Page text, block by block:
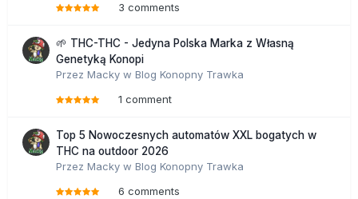
3 comments
🌱 THC-THC - Jedyna Polska Marka z Własną
Genetyką Konopi
Przez Macky w Blog Konopny Trawka
1 comment
Top 5 Nowoczesnych automatów XXL bogatych w
THC na outdoor 2026
Przez Macky w Blog Konopny Trawka
6 comments